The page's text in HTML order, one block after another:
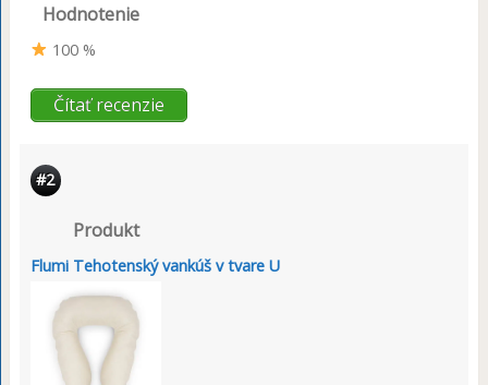
Hodnotenie
100 %
Čítať recenzie
#2
Produkt
Flumi Tehotenský vankúš v tvare U